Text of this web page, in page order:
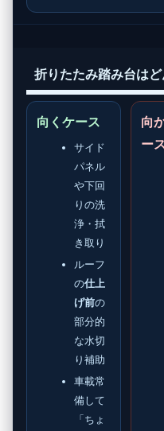
折りたたみ踏み台は
向くケース
サイド
パネル
や下回
りの洗
浄・拭
き取り
ルーフ
の仕上
げ前の
部分的
な水切
り補助
車載常
備して
「ちょ
向
ー